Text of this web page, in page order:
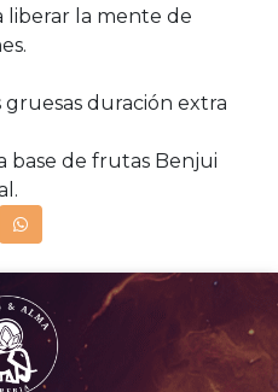
liberar la mente de
duración extra
base de frutas Benjui